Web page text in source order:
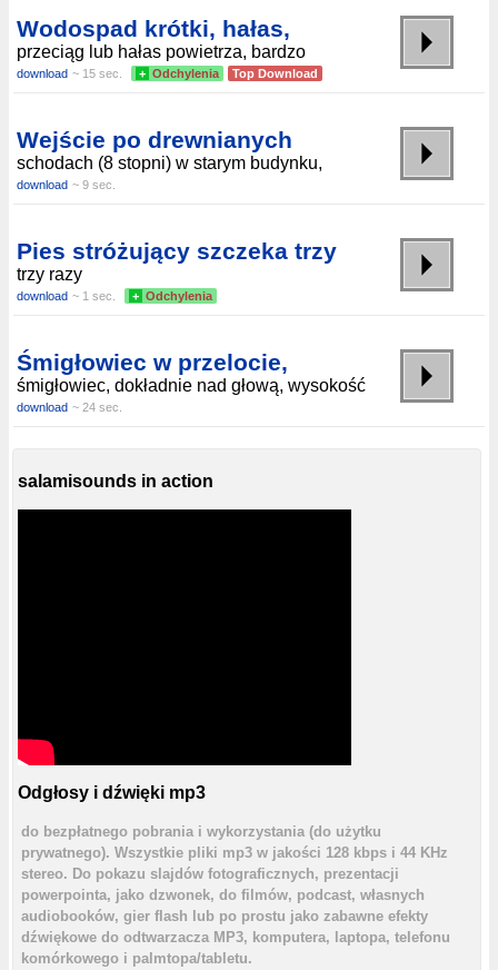
Wodospad krótki, hałas,
przeciąg lub hałas powietrza, bardzo
download ~ 15 sec. + Odchylenia Top Download
Wejście po drewnianych
schodach (8 stopni) w starym budynku,
download ~ 9 sec.
Pies stróżujący szczeka trzy
trzy razy
download ~ 1 sec. + Odchylenia
Śmigłowiec w przelocie,
śmigłowiec, dokładnie nad głową, wysokość
download ~ 24 sec.
salamisounds in action
Odgłosy i dźwięki mp3
do bezpłatnego pobrania i wykorzystania (do użytku
prywatnego). Wszystkie pliki mp3 w jakości 128 kbps i 44 KHz
stereo. Do pokazu slajdów fotograficznych, prezentacji
powerpointa, jako dzwonek, do filmów, podcast, własnych
audiobooków, gier flash lub po prostu jako zabawne efekty
dźwiękowe do odtwarzacza MP3, komputera, laptopa, telefonu
komórkowego i palmtopa/tabletu.